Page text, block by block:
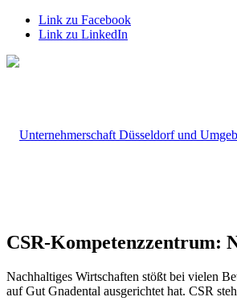
Link zu Facebook
Link zu LinkedIn
CSR-Kompetenzzentrum:
Nachhaltiges Wirtschaften stößt bei vielen
auf Gut Gnadental ausgerichtet hat. CSR